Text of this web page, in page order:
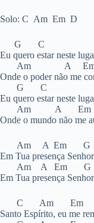
Solo: C Am Em D
G C
Eu quero estar neste
Am A
Onde o poder não me
G C
Eu quero estar neste
Am A
Onde o mundo não me
Am A Em
Em Tua presença
Am A Em G
Em Tua presença
C Am Em
Santo Espírito, eu me